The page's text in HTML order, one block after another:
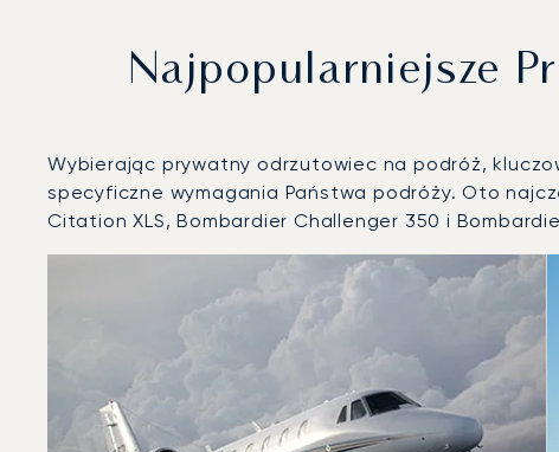
Najpopularniejsze
Wybierając prywatny odrzutowiec na podróż,
specyficzne wymagania Państwa podróży. Oto
Citation XLS, Bombardier Challenger 350 i
Lotnisko Mediolan-Malpensa : 3 najpopularniejsze
Model samolotuOperacje lotnicze w
Prędkość (km/h)
Prędkość (węzły)
Zasięg (NM)